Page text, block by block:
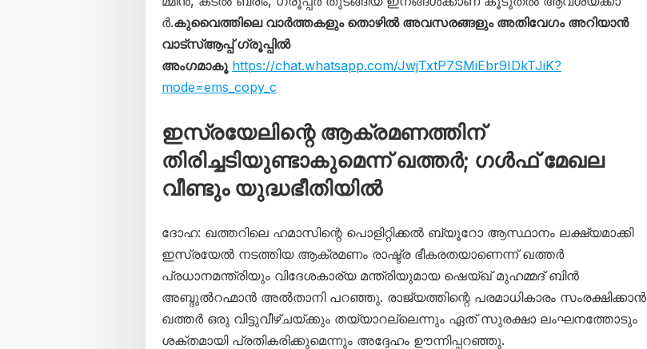
ർ.കുവൈത്തിലെ വാർത്തകളും തൊഴിൽ അവസരങ്ങളും അതിവേഗം അറിയാൻ
വാട്സ്ആപ്പ് ഗ്രൂപ്പിൽ
അംഗമാകൂ https://chat.whatsapp.com/JwjTxtP7SMiEbr9IDkTJiK?
mode=ems_copy_c
ഇസ്രയേലിന്റെ ആക്രമണത്തിന്
തിരിച്ചടിയുണ്ടാകുമെന്ന് ഖത്തർ; ​ഗൾഫ് മേഖല
വീണ്ടും യുദ്ധഭീതിയിൽ
ദോഹ: ഖത്തറിലെ ഹമാസിന്റെ പൊളിറ്റിക്കൽ ബ്യൂറോ ആസ്ഥാനം ലക്ഷ്യമാക്കി
ഇസ്രയേൽ നടത്തിയ ആക്രമണം രാഷ്ട്ര ഭീകരതയാണെന്ന് ഖത്തർ
പ്രധാനമന്ത്രിയും വിദേശകാര്യ മന്ത്രിയുമായ ഷെയ്ഖ് മുഹമ്മദ് ബിൻ
അബ്ദുൽറഹ്മാൻ അൽതാനി പറഞ്ഞു. രാജ്യത്തിന്റെ പരമാധികാരം സംരക്ഷിക്കാൻ
ഖത്തർ ഒരു വിട്ടുവീഴ്ചയ്ക്കും തയ്യാറല്ലെന്നും ഏത് സുരക്ഷാ ലംഘനത്തോടും
ശക്തമായി പ്രതികരിക്കുമെന്നും അദ്ദേഹം ഊന്നിപ്പറഞ്ഞു.